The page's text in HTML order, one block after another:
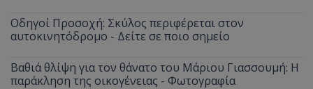
Οδηγοί Προσοχή: Σκύλος περιφέρεται στον
αυτοκινητόδρομο - Δείτε σε ποιο σημείο
Βαθιά θλίψη για τον θάνατο του Μάριου Γιασσουμή: Η
παράκληση της οικογένειας - Φωτογραφία